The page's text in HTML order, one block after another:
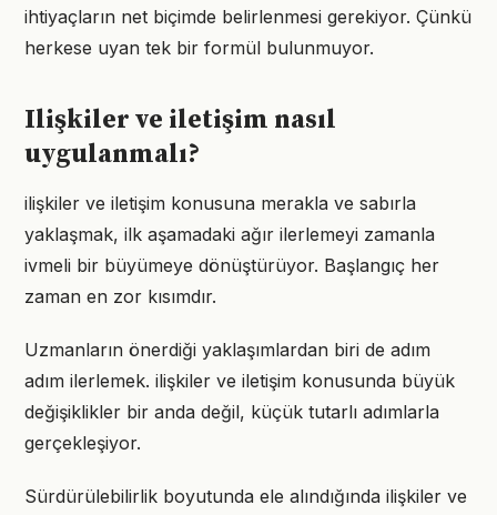
ihtiyaçların net biçimde belirlenmesi gerekiyor. Çünkü
herkese uyan tek bir formül bulunmuyor.
Ilişkiler ve iletişim nasıl
uygulanmalı?
ilişkiler ve iletişim konusuna merakla ve sabırla
yaklaşmak, ilk aşamadaki ağır ilerlemeyi zamanla
ivmeli bir büyümeye dönüştürüyor. Başlangıç her
zaman en zor kısımdır.
Uzmanların önerdiği yaklaşımlardan biri de adım
adım ilerlemek. ilişkiler ve iletişim konusunda büyük
değişiklikler bir anda değil, küçük tutarlı adımlarla
gerçekleşiyor.
Sürdürülebilirlik boyutunda ele alındığında ilişkiler ve